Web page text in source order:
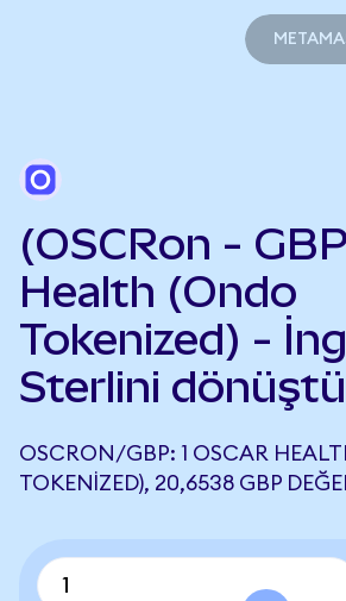
(OSCRon -
Health (Ondo
Tokenized) -
Sterlini
OSCRON/GBP: 1 OSCAR
TOKENIZED), 20,6538 GBP